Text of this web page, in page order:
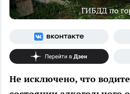
ГИБДД по
Не исключено, что